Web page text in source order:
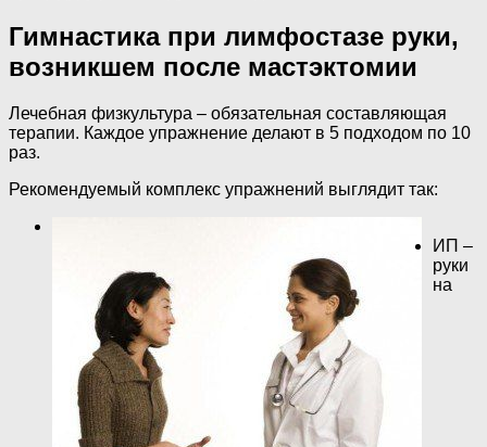
Гимнастика при лимфостазе руки,
возникшем после мастэктомии
Лечебная физкультура – обязательная составляющая
терапии. Каждое упражнение делают в 5 подходом по 10
раз.
Рекомендуемый комплекс упражнений выглядит так:
ИП –
руки
на